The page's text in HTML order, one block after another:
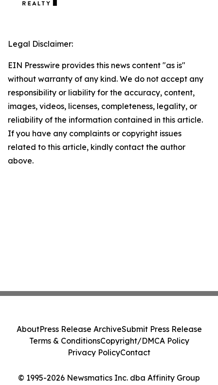
Legal Disclaimer:
EIN Presswire provides this news content "as is"
without warranty of any kind. We do not accept any
responsibility or liability for the accuracy, content,
images, videos, licenses, completeness, legality, or
reliability of the information contained in this article.
If you have any complaints or copyright issues
related to this article, kindly contact the author
above.
© 1995-2026 Newsmatics Inc. dba Affinity Group
AboutPress Release ArchiveSubmit Press Release
Terms & ConditionsCopyright/DMCA Policy
Privacy PolicyContact